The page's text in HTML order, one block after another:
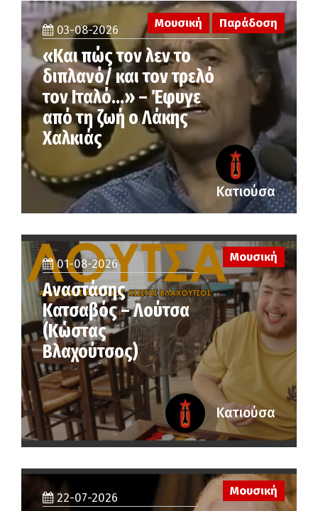
Μουσική Παράδοση
03-08-2026
«Και πώς τον λεν το
διπλανό/ και τον τρελό
τον Ιταλό…» – Έφυγε
από τη ζωή ο Λάκης
Χαλκιάς
Κατιούσα
01-08-2026
Αναστάσης
Κατσαβός – Λούτσα
(Κώστας
Βλαχούτσος)
Μουσική
Κατιούσα
22-07-2026
Μουσική